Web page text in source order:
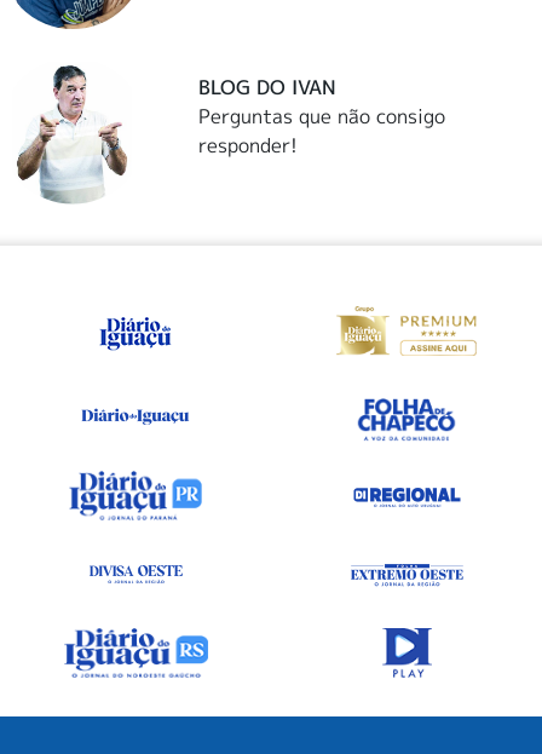
BLOG DO IVAN
Perguntas que não consigo
responder!